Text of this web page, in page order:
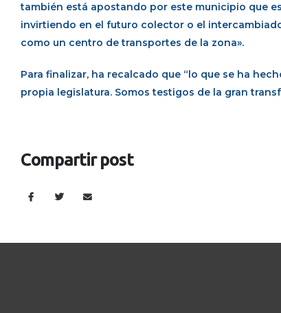
también está apostando por este municipio que
invirtiendo en el futuro colector o el
como un centro de transportes de la zona».
Para finalizar, ha recalcado que “lo que se ha
propia legislatura. Somos testigos de la gran
Compartir post